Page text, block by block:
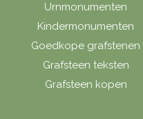
Urnmonumenten
Kindermonumenten
Goedkope grafstenen
Grafsteen teksten
Grafsteen kopen